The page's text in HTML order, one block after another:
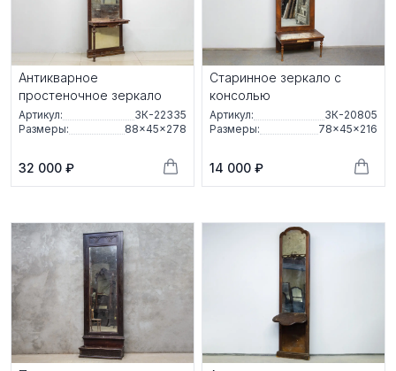
Антикварное
простеночное зеркало
Артикул:
ЗК-22335
Размеры:
88×45×278
32 000 ₽
Старинное зеркало с
консолью
Артикул:
ЗК-20805
Размеры:
78×45×216
14 000 ₽